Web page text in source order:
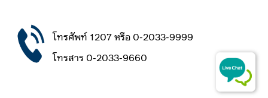
โทรศัพท์ 1207 หรือ 0-2033-9999
โทรสาร 0-2033-9660